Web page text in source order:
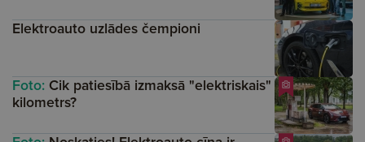
Elektroauto uzlādes čempioni
Foto: Cik patiesībā izmaksā "elektriskais"
kilometrs?